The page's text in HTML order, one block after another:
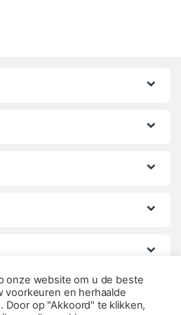
onze website om u de beste
voorkeuren en herhaalde
op "Akkoord" te klikken,